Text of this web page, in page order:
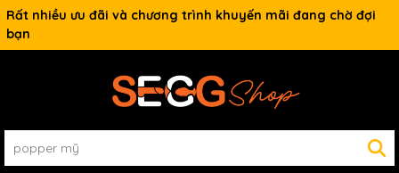
Rất nhiều ưu đãi và chương trình khuyến mãi đang chờ đợi
bạn